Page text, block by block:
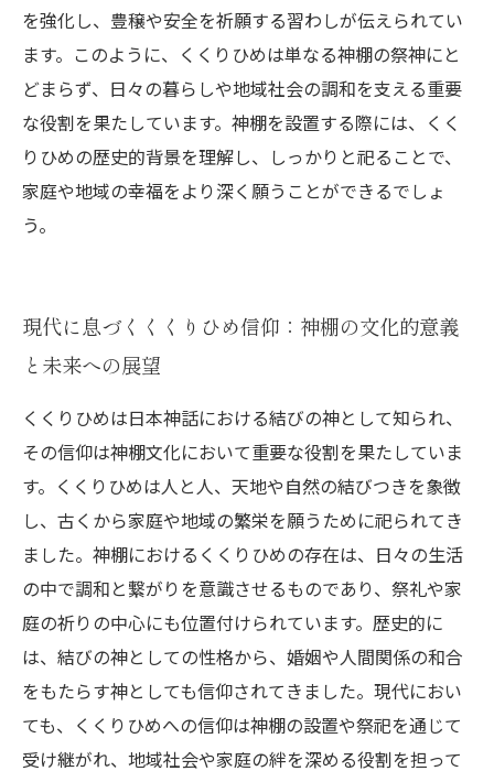
を強化し、豊穣や安全を祈願する習わしが伝えられてい
ます。このように、くくりひめは単なる神棚の祭神にと
どまらず、日々の暮らしや地域社会の調和を支える重要
な役割を果たしています。神棚を設置する際には、くく
りひめの歴史的背景を理解し、しっかりと祀ることで、
家庭や地域の幸福をより深く願うことができるでしょ
う。
現代に息づくくくりひめ信仰：神棚の文化的意義
と未来への展望
くくりひめは日本神話における結びの神として知られ、
その信仰は神棚文化において重要な役割を果たしていま
す。くくりひめは人と人、天地や自然の結びつきを象徴
し、古くから家庭や地域の繁栄を願うために祀られてき
ました。神棚におけるくくりひめの存在は、日々の生活
の中で調和と繋がりを意識させるものであり、祭礼や家
庭の祈りの中心にも位置付けられています。歴史的に
は、結びの神としての性格から、婚姻や人間関係の和合
をもたらす神としても信仰されてきました。現代におい
ても、くくりひめへの信仰は神棚の設置や祭祀を通じて
受け継がれ、地域社会や家庭の絆を深める役割を担って